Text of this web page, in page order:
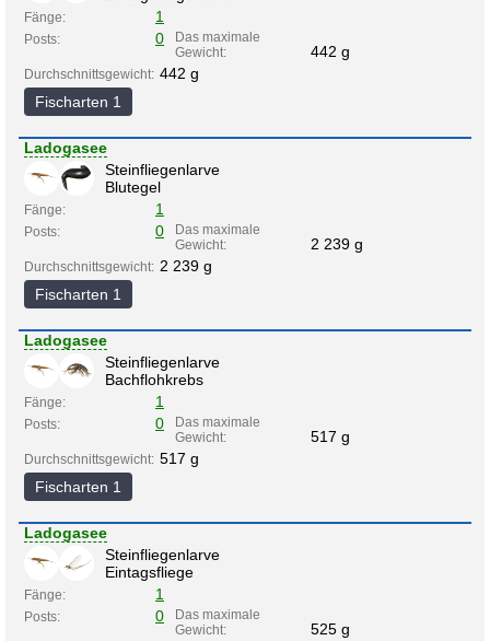
Fänge: 1
Posts: 0
Das maximale
Gewicht:
442 g
Durchschnittsgewicht: 442 g
Fischarten 1
Ladogasee
Steinfliegenlarve
Blutegel
Fänge: 1
Posts: 0
Das maximale
Gewicht:
2 239 g
Durchschnittsgewicht: 2 239 g
Fischarten 1
Ladogasee
Steinfliegenlarve
Bachflohkrebs
Fänge: 1
Posts: 0
Das maximale
Gewicht:
517 g
Durchschnittsgewicht: 517 g
Fischarten 1
Ladogasee
Steinfliegenlarve
Eintagsfliege
Fänge: 1
Posts: 0
Das maximale
Gewicht:
525 g